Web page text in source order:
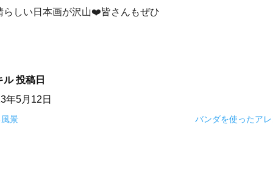
らしい日本画が沢山❤️皆さんもぜひ
ル 投稿日
年5月12日
景 バンダを使ったア